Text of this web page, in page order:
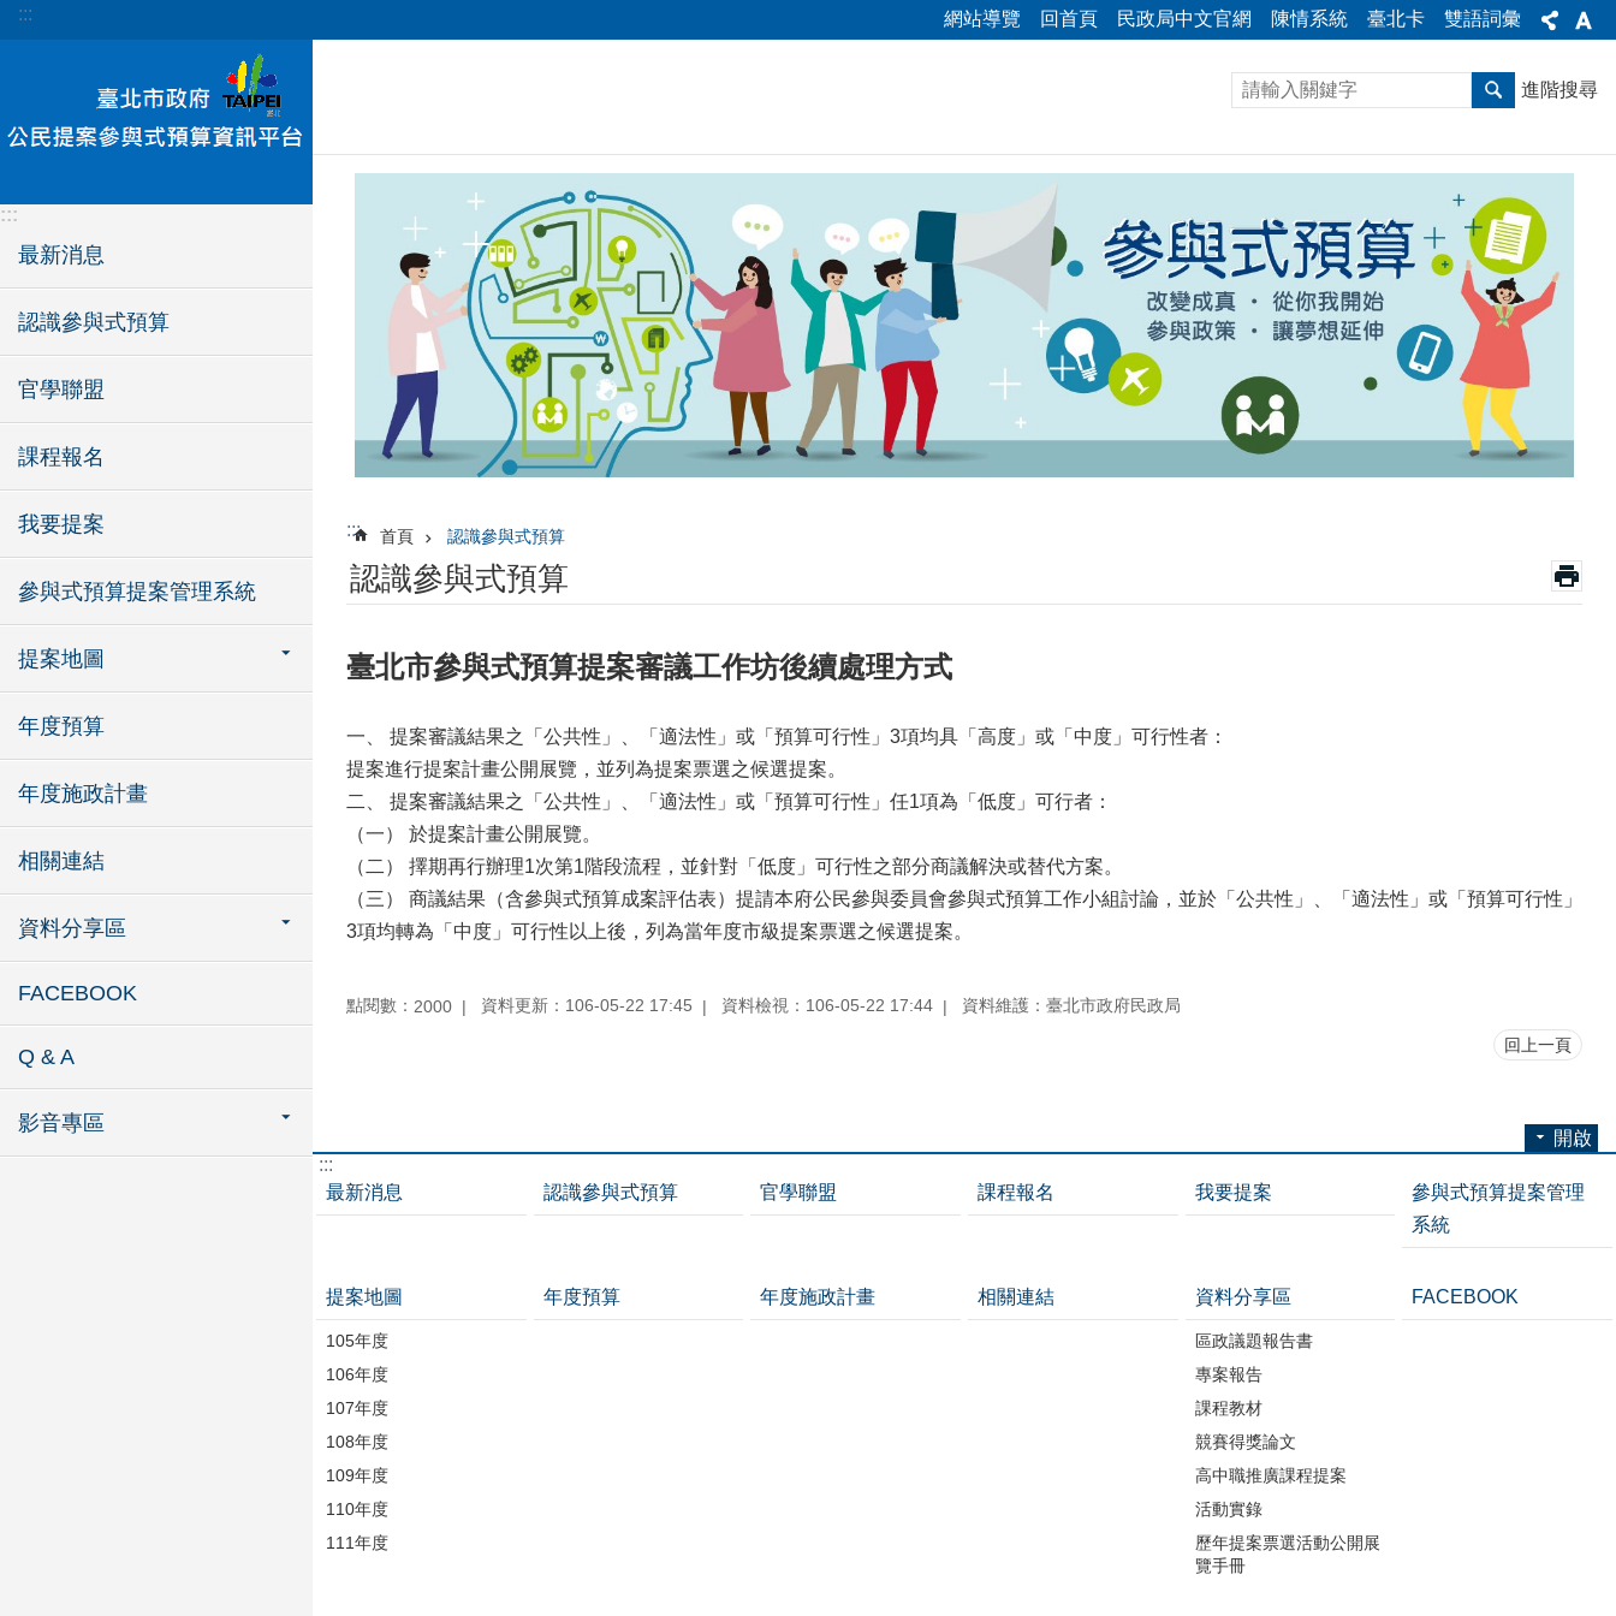
跳到主要內容區塊
::: 網站導覽 回首頁 民政局中文官網 陳情系統 臺北卡 雙語詞彙
:::
最新消息
認識參與式預算
官學聯盟
課程報名
我要提案
參與式預算提案管理系統
提案地圖
年度預算
年度施政計畫
相關連結
資料分享區
FACEBOOK
Q & A
影音專區
進階搜尋
::: 首頁 認識參與式預算
認識參與式預算
臺北市參與式預算提案審議工作坊後續處理方式
一、 提案審議結果之「公共性」、「適法性」或「預算可行性」3項均具「高度」或「中度」可行性者：
提案進行提案計畫公開展覽，並列為提案票選之候選提案。
二、 提案審議結果之「公共性」、「適法性」或「預算可行性」任1項為「低度」可行者：
（一） 於提案計畫公開展覽。
（二） 擇期再行辦理1次第1階段流程，並針對「低度」可行性之部分商議解決或替代方案。
（三） 商議結果（含參與式預算成案評估表）提請本府公民參與委員會參與式預算工作小組討論，並於「公共性」、「適法性」或「預算可行性」
3項均轉為「中度」可行性以上後，列為當年度市級提案票選之候選提案。
點閱數： 2000 資料更新：106-05-22 17:45 資料檢視：106-05-22 17:44 資料維護：臺北市政府民政局
回上一頁
開啟
:::
最新消息
認識參與式預算 官學聯盟 課程報名 我要提案
參與式預算提案管理
系統
提案地圖
105年度
106年度
107年度
108年度
109年度
110年度
111年度
年度預算 年度施政計畫 相關連結 資料分享區
區政議題報告書
專案報告
課程教材
競賽得獎論文
高中職推廣課程提案
活動實錄
歷年提案票選活動公開展
覽手冊
FACEBOOK